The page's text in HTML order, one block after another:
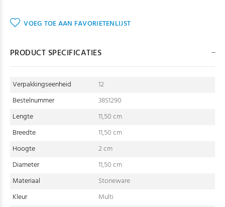
VOEG TOE AAN FAVORIETENLIJST
PRODUCT SPECIFICATIES
Verpakkingseenheid
12
Bestelnummer
38S1290
Lengte
11,50 cm
Breedte
11,50 cm
Hoogte
2 cm
Diameter
11,50 cm
Materiaal
Stoneware
Kleur
Multi